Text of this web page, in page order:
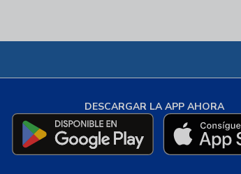
DESCARGAR LA APP AHORA